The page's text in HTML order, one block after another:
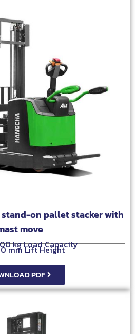
on pallet stacker with
move
kg Load Capacity
mm Lift Height
PDF